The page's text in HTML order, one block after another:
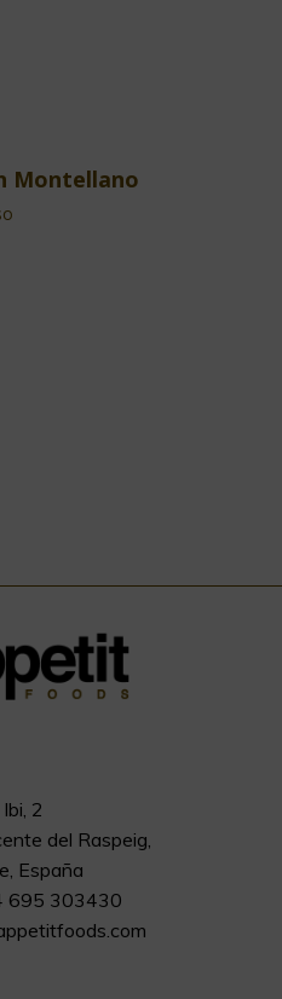
Montellano
2
del Raspeig,
España
695 303430